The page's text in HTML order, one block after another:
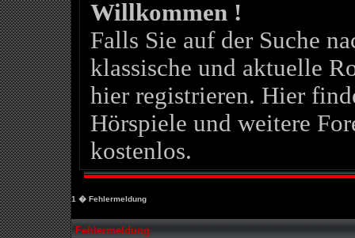
Willkommen !
Falls Sie auf der Suche
klassische und aktuelle
hier registrieren. Hier
Hörspiele und weitere
kostenlos.
1 � Fehlermeldung
Fehlermeldung